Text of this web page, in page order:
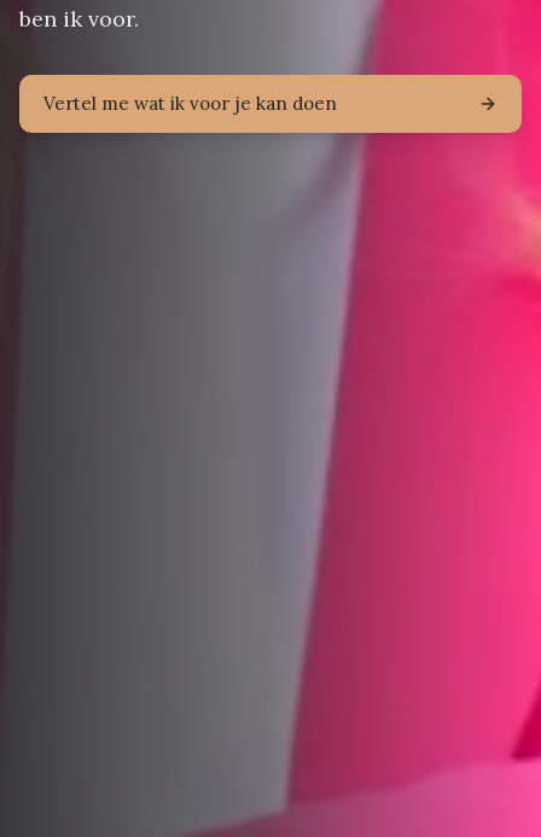
ben ik voor.
Vertel me wat ik voor je kan doen